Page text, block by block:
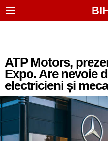
ATP Motors,
Expo. Are nevoie
electricieni și